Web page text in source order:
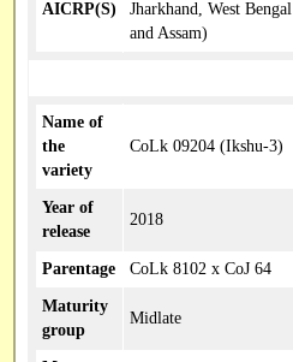
AICRP(S)
Jharkhand, West Bengal
and Assam)
Name of
the
variety
CoLk 09204 (Ikshu-3)
Year of
release
2018
Parentage CoLk 8102 x CoJ 64
Maturity
group
Midlate